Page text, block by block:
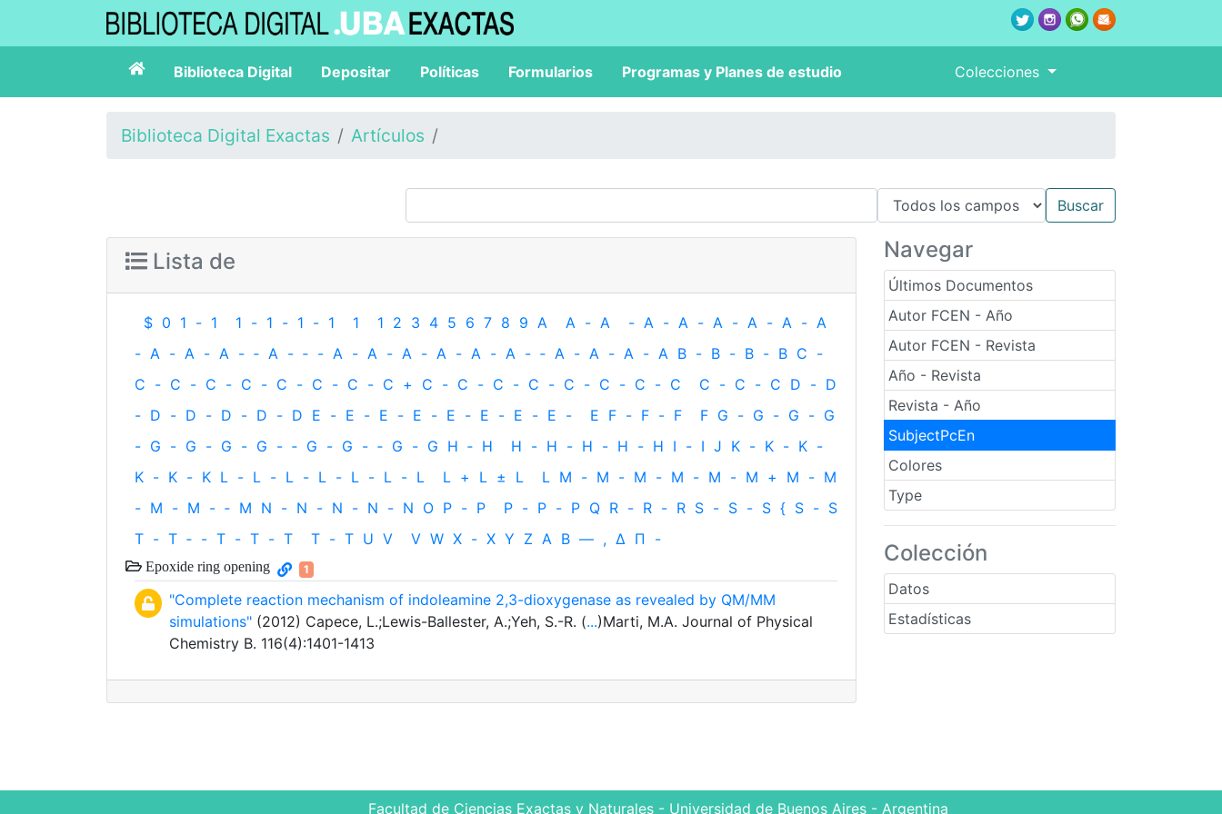
Biblioteca Digital Depositar Políticas Formularios Programas y Planes de estudio Colecciones
Biblioteca Digital Exactas Artículos
Navegar
Últimos Documentos
Autor FCEN - Año
Autor FCEN - Revista
Año - Revista
Revista - Año
SubjectPcEn
Colores
Type
Colección
Datos
Estadísticas
Lista de
$ 0 1 - 1 1 - 1 - 1 - 1 1 1 2 3 4 5 6 7 8 9 A A - A - A - A - A - A - A - A
- A - A - A - ‐ A - ‐ - A - A - A - A - A - A - ‐ A - A - A - A B - B - B - B C -
C - C - C - C - C - C - C - C + C - C - C - C - C - C - C - C C - C - C D - D
- D - D - D - D - D E - E - E - E - E - E - E - E - E F - F - F F G - G - G - G
- G - G - G - G - ‐ G - G - ‐ G - G H ‐ H H - H - H - H - H I - I J K - K - K -
K - K - K L - L - L - L - L - L - L L + L ± L L M - M - M - M - M - M + M - M
- M - M - ‐ M N - N - N - N - N O P - P P - P - P Q R - R - R S - S - S { S - S
T - T ‐ - T - T - T T - T U V V W X - X Y Z Α Β — , Δ Π -
Epoxide ring opening 1
"Complete reaction mechanism of indoleamine 2,3-dioxygenase as revealed by QM/MM
simulations" (2012) Capece, L.;Lewis-Ballester, A.;Yeh, S.-R. (...)Marti, M.A. Journal of Physical
Chemistry B. 116(4):1401-1413
Facultad de Ciencias Exactas y Naturales - Universidad de Buenos Aires - Argentina